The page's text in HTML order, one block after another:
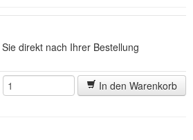
direkt nach Ihrer Bestellung
In den Warenkorb